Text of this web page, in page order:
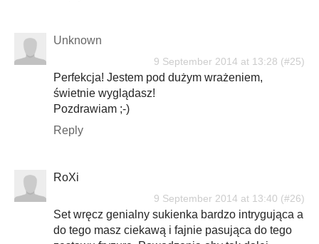
Unknown
9 September 2014 at 13:28
Perfekcja! Jestem pod dużym wrażeniem,
świetnie wyglądasz!
Pozdrawiam ;-)
Reply
RoXi
9 September 2014 at 13:40
Set wręcz genialny sukienka bardzo intrygująca a
do tego masz ciekawą i fajnie pasująca do tego